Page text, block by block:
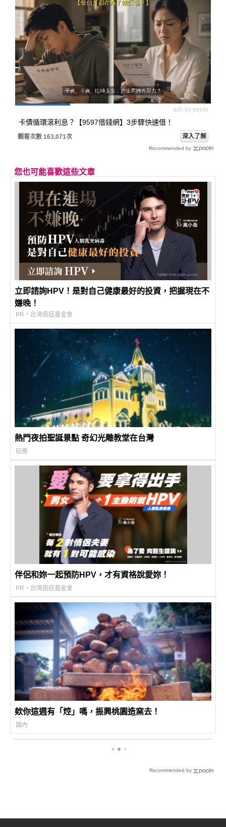
ads by popIn
卡債循環滾利息？【9597借錢網】3步驟快速借！
觀看次數 163,071次 深入了解
Recommended by
您也可能喜歡這些文章
立即諮詢HPV！是對自己健康最好的投資，把握現在不
嫌晚！
PR・台灣癌症基金會
熱門夜拍聖誕景點 奇幻光雕教堂在台灣
玩樂
伴侶和妳一起預防HPV，才有資格說愛妳！
PR・台灣癌症基金會
欸你這週有「焢」嗎，振興桃園造窯去！
國內
Recommended by